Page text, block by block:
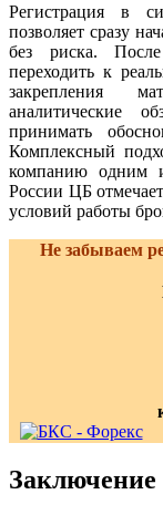
Регистрация в
позволяет сразу
без риска.
переходить к
закрепления
аналитические
принимать
Комплексный
компанию одним
России ЦБ
условий работы
Не забываем
Заключение